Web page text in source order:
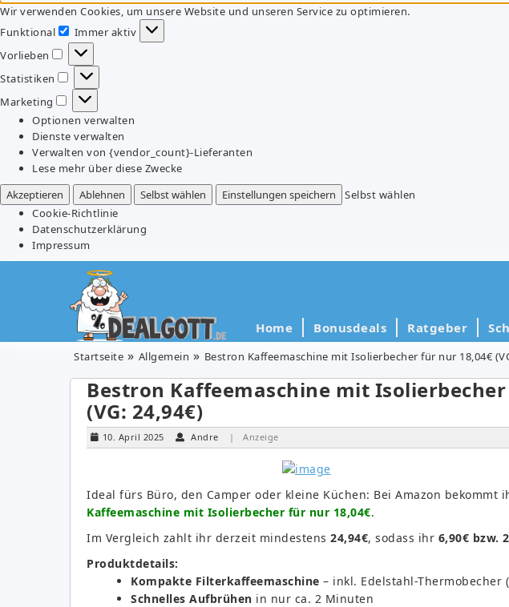
Wir verwenden Cookies, um unsere Website und unseren Service zu optimieren.
Funktional
Funktional
Immer aktiv
Vorlieben
Vorlieben
Statistiken
Statistiken
Marketing
Marketing
Optionen verwalten
Dienste verwalten
Verwalten von {vendor_count}-Lieferanten
Lese mehr über diese Zwecke
Akzeptieren
Ablehnen Selbst wählen Einstellungen speichern
Selbst wählen
Cookie-Richtlinie
Datenschutzerklärung
Impressum
Home Bonusdeals Ratgeber
Startseite Allgemein Bestron Kaffeemaschine mit Isolierbecher für nur 18,04€
Bestron Kaffeemaschine mit
(VG: 24,94€)
10. April 2025 Andre | Anzeige
Ideal fürs Büro, den Camper oder kleine Küchen: Bei Amazon bekommt
Kaffeemaschine mit Isolierbecher für nur 18,04€.
Im Vergleich zahlt ihr derzeit mindestens 24,94€, sodass ihr 6,90€ bzw.
Produktdetails:
Kompakte Filterkaffeemaschine – inkl. Edelstahl-Thermobecher
Schnelles Aufbrühen in nur ca. 2 Minuten